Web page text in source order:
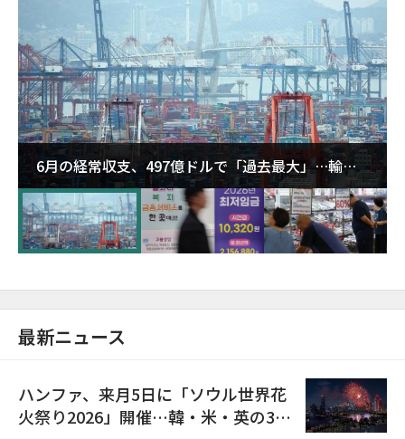
6月の経常収支、497億ドルで「過去最大」…輸出
が初の1000億ドル突破
最新ニュース
ハンファ、来月5日に「ソウル世界花
火祭り2026」開催…韓・米・英の3カ